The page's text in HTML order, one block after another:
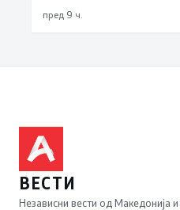
така на талогот на
пред 9 ч.
ВЕСТИ
Независни вести од